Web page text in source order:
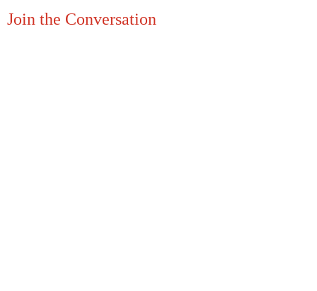
Join the Conversation